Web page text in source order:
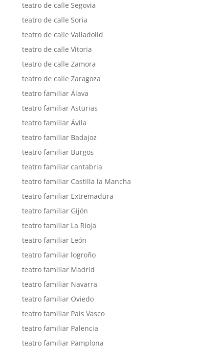
teatro de calle Segovia
teatro de calle Soria
teatro de calle Valladolid
teatro de calle Vitoria
teatro de calle Zamora
teatro de calle Zaragoza
teatro familiar Álava
teatro familiar Asturias
teatro familiar Ávila
teatro familiar Badajoz
teatro familiar Burgos
teatro familiar cantabria
teatro familiar Castilla la Mancha
teatro familiar Extremadura
teatro familiar Gijón
teatro familiar La Rioja
teatro familiar León
teatro familiar logroño
teatro familiar Madrid
teatro familiar Navarra
teatro familiar Oviedo
teatro familiar País Vasco
teatro familiar Palencia
teatro familiar Pamplona